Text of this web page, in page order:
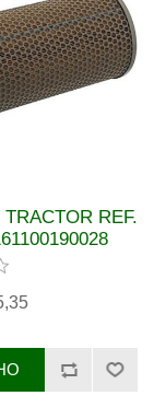
TRACTOR REF.